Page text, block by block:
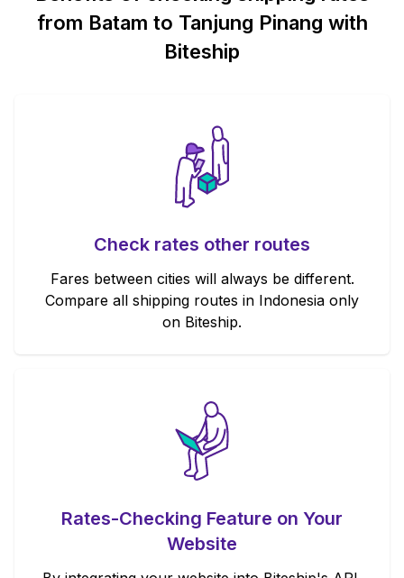
from Batam to Tanjung Pinang with
Biteship
Check rates other routes
Fares between cities will always be different.
Compare all shipping routes in Indonesia only
on Biteship.
Rates-Checking Feature on Your
Website